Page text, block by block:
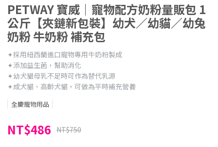
PETWAY 寶威｜寵物配方奶粉量販包 1
公斤【夾鏈新包裝】幼犬／幼貓／幼兔
奶粉 牛奶粉 補充包
✦採用紐西蘭進口寵物專用牛奶粉製成
✦添加益生菌，幫助消化
✦幼犬貓母乳不足時可作為替代乳源
✦成犬貓、高齡犬貓，可做為平時補充營養
全慶寵物用品
NT$486 NT$750